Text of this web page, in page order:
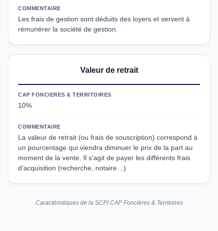
COMMENTAIRE
Les frais de gestion sont déduits des loyers et servent à
rémunérer la société de gestion.
Valeur de retrait
CAP FONCIERES & TERRITOIRES
10%
COMMENTAIRE
La valeur de retrait (ou frais de souscription) correspond à
un pourcentage qui viendra diminuer le prix de la part au
moment de la vente. Il s’agit de payer les différents frais
d’acquisition (recherche, notaire…)
Caractéristiques de la SCPI CAP Foncières & Territoires